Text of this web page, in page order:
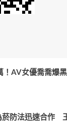
！AV女優喬喬爆
菸防法迅速合作